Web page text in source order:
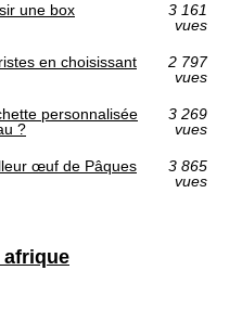
une box
3 161
vues
en choisissant
2 797
vues
personnalisée
?
3 269
vues
œuf de Pâques
3 865
vues